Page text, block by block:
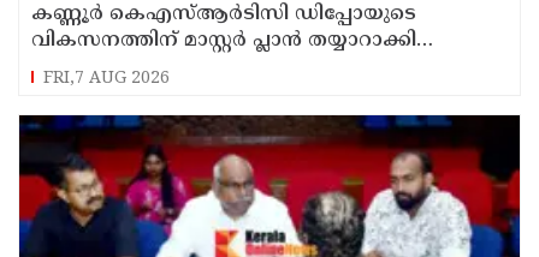
കണ്ണൂർ കെഎസ്ആർടിസി ഡിപ്പോയുടെ
വികസനത്തിന് മാസ്റ്റർ പ്ലാൻ തയ്യാറാക്കി
സമർപ്പിക്കും : ടി ഒ മോഹനൻ എം എൽ എ
FRI,7 AUG 2026